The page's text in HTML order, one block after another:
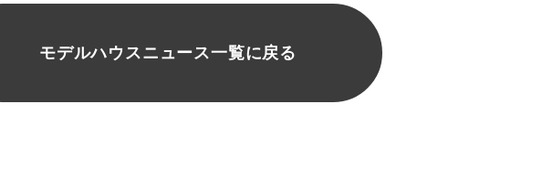
モデルハウスニュース一覧に戻る